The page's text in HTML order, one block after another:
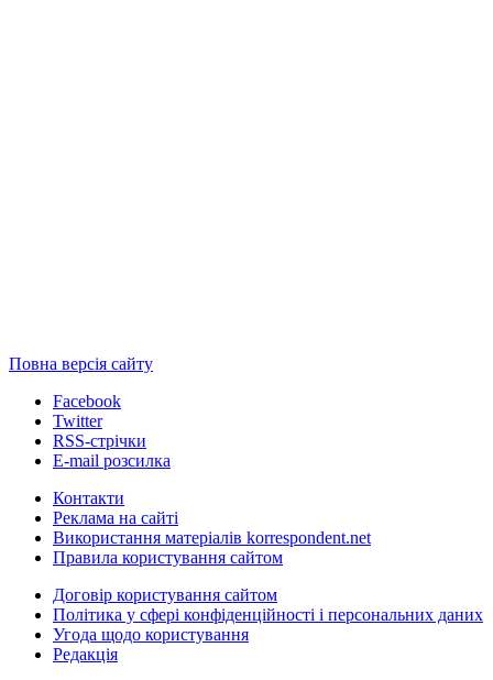
Повна версія сайту
Facebook
Twitter
RSS-стрічки
E-mail розсилка
Контакти
Реклама на сайті
Використання матеріалів korrespondent.net
Правила користування сайтом
Договір користування сайтом
Політика у сфері конфіденційності і персональних даних
Угода щодо користування
Редакція